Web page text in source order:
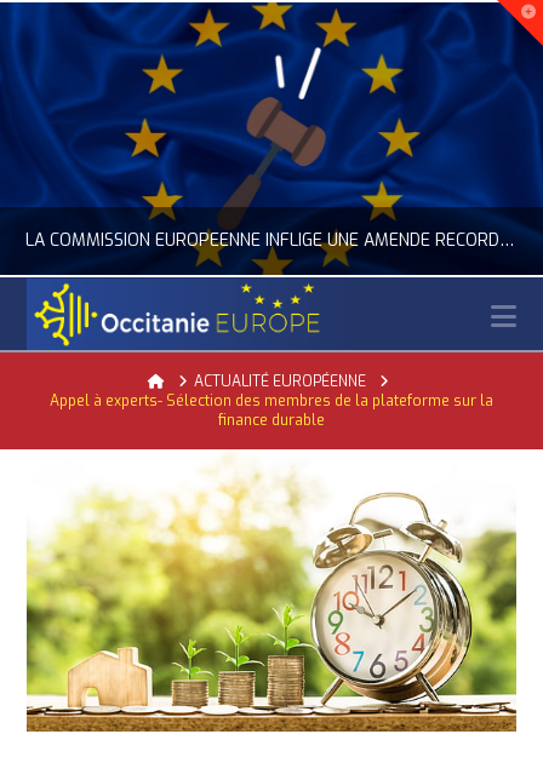
LA COMMISSION EUROPÉENNE INFLIGE UNE AMENDE RECORD À GOOGLE
ACTUALITÉ DE L'UNION EUROPÉENNE, ACTUALITÉ DE LA REPRÉSENTATION D’OCCITANIE EUROPE, NUMÉRIQUE- DIGITAL
HomeACTUALITÉ EUROPÉENNE
Appel à experts- Sélection des membres de la plateforme sur la
finance durable